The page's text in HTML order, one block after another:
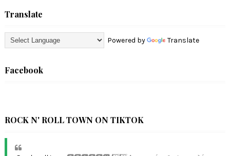
Translate
Powered by Translate
Facebook
ROCK N' ROLL TOWN ON TIKTOK